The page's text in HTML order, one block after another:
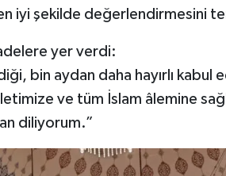
en iyi şekilde değerlendirmesini
yer verdi:
bin aydan daha hayırlı kabul
ve tüm İslam âlemine
diliyorum.”